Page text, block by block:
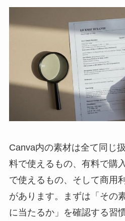
Canva内の素材は全て同じ
料で使えるもの、有料で購
で使えるもの、そして商用
があります。まずは「その
に当たるか」を確認する習